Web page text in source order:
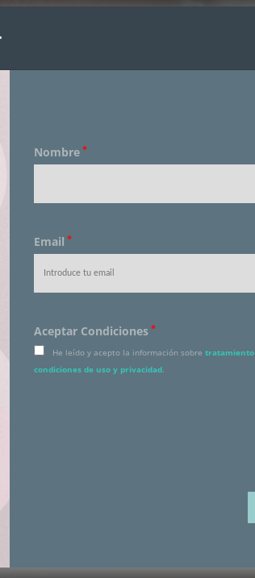
pestañas? No, además, pese a llevarlas
que las pestañas siguen ciclo natural
se ve más.
Nombre *
Email *
Aceptar Condiciones *
He leído y acepto la información sobre tratamiento
condiciones de uso y privacidad.